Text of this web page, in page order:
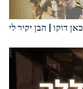
כאן דוקו | הבן יקיר לי